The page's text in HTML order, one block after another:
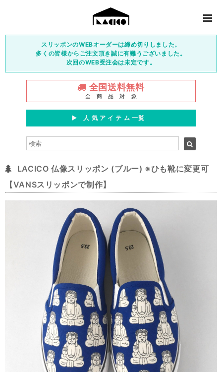
スリッポンのWEBオーダーは締め切りしました。
多くの皆様からご注文頂き誠に有難うございました。
次回のWEB受注会は未定です。
全国送料無料
全 商 品 対 象
▶︎ 人 気 ア イ テ ム 一覧
LACICO 仏像スリッポン (ブルー) ※ひも靴に変更可
【VANSスリッポンで制作】